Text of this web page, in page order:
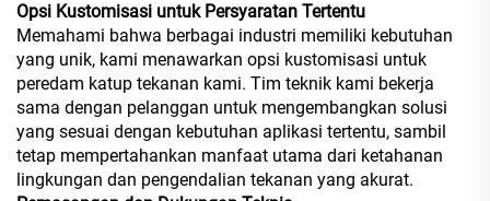
Opsi Kustomisasi untuk Persyaratan Tertentu
Memahami bahwa berbagai industri memiliki kebutuhan
yang unik, kami menawarkan opsi kustomisasi untuk
peredam katup tekanan kami. Tim teknik kami bekerja
sama dengan pelanggan untuk mengembangkan solusi
yang sesuai dengan kebutuhan aplikasi tertentu, sambil
tetap mempertahankan manfaat utama dari ketahanan
lingkungan dan pengendalian tekanan yang akurat.